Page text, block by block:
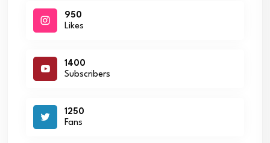
950
Likes
1400
Subscribers
1250
Fans